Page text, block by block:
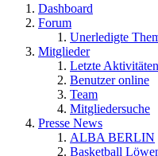
Dashboard
Forum
Unerledigte
Mitglieder
Letzte Aktivitäten
Benutzer online
Team
Mitgliedersuche
Presse News
ALBA BERLIN
Basketball